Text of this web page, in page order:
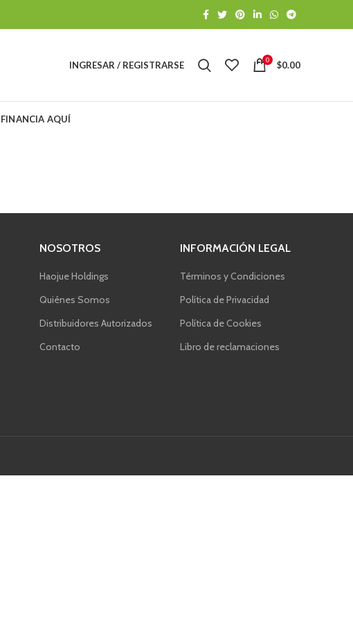
INGRESAR / REGISTRARSE 0 $0.00
FINANCIA AQUÍ
NOSOTROS
Haojue Holdings
Quiénes Somos
Distribuidores Autorizados
Contacto
INFORMACIÓN LEGAL
Términos y Condiciones
Política de Privacidad
Política de Cookies
Libro de reclamaciones